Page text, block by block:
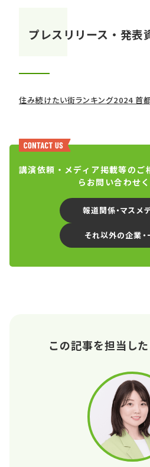
プレスリリース・発表
住み続けたい街ランキング2024 首
講演依頼・メディア掲載等のご
らお問い合わせく
報道関係・マスメ
それ以外の企業
この記事を担当した